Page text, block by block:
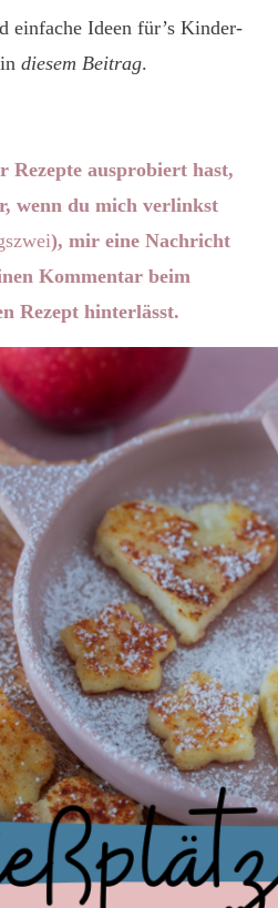
einfache Ideen für’s Kinder-
diesem Beitrag.
Rezepte ausprobiert hast,
wenn du mich verlinkst
), mir eine Nachricht
Kommentar beim
Rezept hinterlässt.